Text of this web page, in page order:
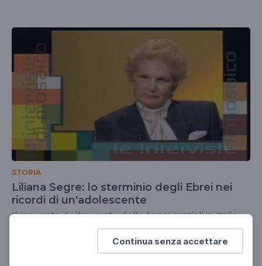
Continua senza accettare
STORIA
Liliana Segre: lo sterminio degli Ebrei nei
ricordi di un'adolescente
Il racconto dell'avvento delle leggi razziali in Italia